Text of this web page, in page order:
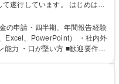
遂行しています。 はじめは担
はリーダーやマネージャーポ
務・人事グルー
・教育研修の企画、実行 ・勤
運営（評議員会、理事会） ・
相談対応 ・その他日常の総務
の申請・四半期、年間報告経験
Excel、PowerPoint） ・社内外
口が堅い方 ■歓迎要件